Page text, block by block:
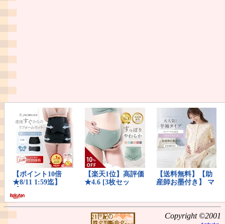
Copyright ©2001